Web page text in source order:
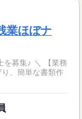
業ほぼナ
♪ ＼ 【業務
、簡単な書類作